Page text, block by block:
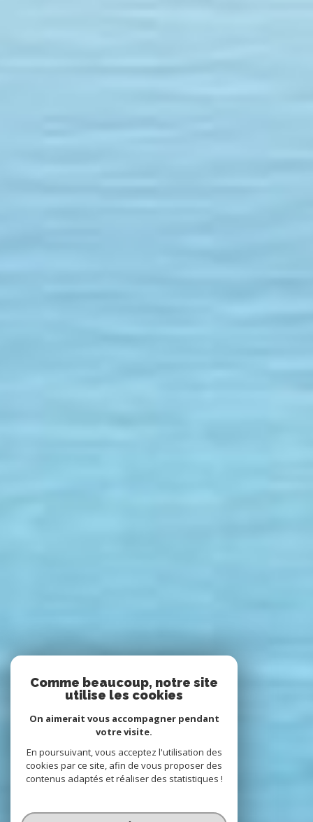
Comme beaucoup, notre site
utilise les cookies
On aimerait vous accompagner pendant
votre visite.
En poursuivant, vous acceptez l'utilisation des
cookies par ce site, afin de vous proposer des
contenus adaptés et réaliser des statistiques !